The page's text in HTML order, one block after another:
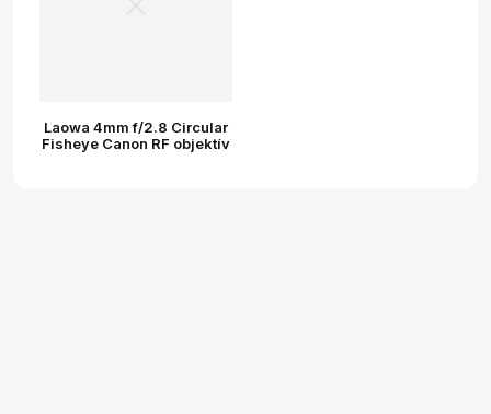
Laowa 4mm f/2.8 Circular
Fisheye Canon RF objektív